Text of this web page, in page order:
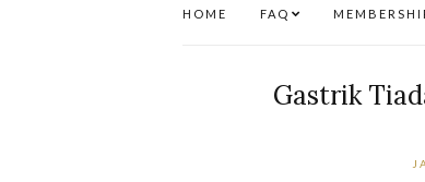
HOME FAQ
Gastrik